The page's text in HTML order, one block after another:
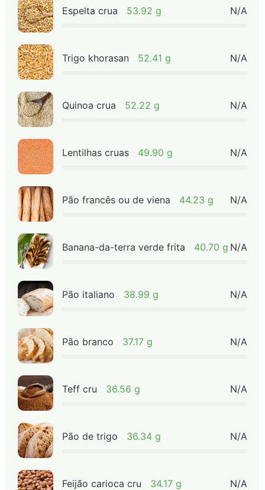
Espelta crua 53.92 g N/A
Trigo khorasan 52.41 g N/A
Quinoa crua 52.22 g N/A
Lentilhas cruas 49.90 g N/A
Pão francês ou de viena 44.23 g N/A
Banana-da-terra verde frita 40.70 g N/A
Pão italiano 38.99 g N/A
Pão branco 37.17 g N/A
Teff cru 36.56 g N/A
Pão de trigo 36.34 g N/A
Feijão carioca cru 34.17 g N/A